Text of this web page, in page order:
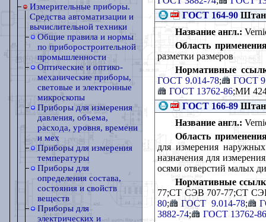
Измерительные приборы.
Средства автоматизации и
вычислительной техники
Общие правила и нормы
по приборостроительной
промышленности
Оптические и оптико-
механические приборы,
световые и электронные
микроскопы
Приборы для измерения
давления, объема,
расхода, уровня, времени
и мех
Приборы для измерения
температуры
Приборы для
определения состава,
состояния и свойств
веществ
Приборы для
электрических и
ГОСТ 164-90
Название англ.:
Область
разметки размеров
Нормативные
ГОСТ 9.014-78;
ГОСТ
ГОСТ 13762-86;МИ
ГОСТ 166-89
Название англ.:
Область
для измерения
назначения для
осями отверстий малых
Нормативные
77;СТ СЭВ 707-77;СТ
80; ГОСТ 9.014-78;
3882-74;
ГОСТ 13762-86